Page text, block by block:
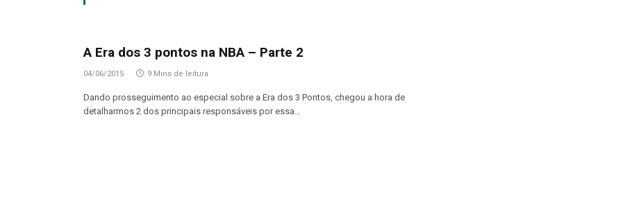
A Era dos 3 pontos na NBA – Parte 2
04/06/2015 9 Mins de leitura
Dando prosseguimento ao especial sobre a Era dos 3 Pontos, chegou a hora de
detalharmos 2 dos principais responsáveis por essa…